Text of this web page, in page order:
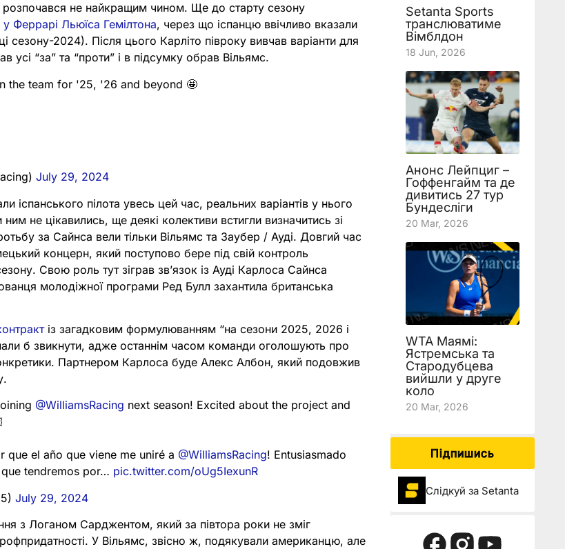
не найкращим чином. Ще до старту сезону
у Феррарі Льюїса Гемілтона, через що іспанцю ввічливо вказали
сезону-2024). Після цього Карліто півроку вивчав варіанти для
усі “за” та “проти” і в підсумку обрав Вільямс.
the team for '25, '26 and beyond 🤩​
July 29, 2024
іспанського пілота увесь цей час, реальних варіантів у нього
не цікавились, ще деякі колективи встигли визначитись зі
за Сайнса вели тільки Вільямс та Заубер / Ауді. Довгий час
концерн, який поступово бере під свій контроль
Свою роль тут зіграв звʼязок із Ауді Карлоса Сайнса
молодіжної програми Ред Булл захантила британська
із загадковим формулюванням “на сезони 2025, 2026 і
б звикнути, адже останнім часом команди оголошують про
Партнером Карлоса буде Алекс Албон, який подовжив
@WilliamsRacing next season! Excited about the project and
que el año que viene me uniré a @WilliamsRacing! Entusiasmado
tendremos por… pic.twitter.com/oUg5IexunR
July 29, 2024
з Логаном Сарджентом, який за півтора роки не зміг
У Вільямс, звісно ж, подякували американцю, але
Setanta Sports
транслюватиме
Вімблдон
18 Jun, 2026
Анонс Лейпциг –
Гоффенгайм та де
дивитись 27 тур
Бундесліги
20 Mar, 2026
WTA Маямі:
Ястремська та
Стародубцева
вийшли у друге
коло
20 Mar, 2026
Підпишись
Слідкуй за Setanta